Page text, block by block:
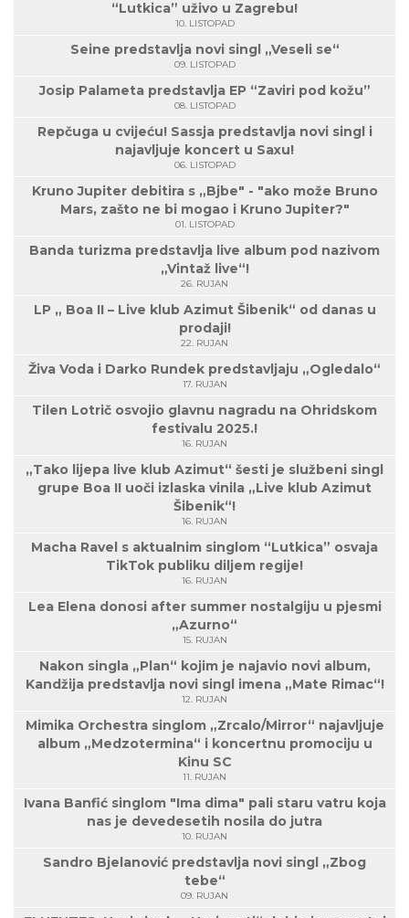
“Lutkica” uživo u Zagrebu!
10. LISTOPAD
Seine predstavlja novi singl „Veseli se“
09. LISTOPAD
Josip Palameta predstavlja EP “Zaviri pod kožu”
08. LISTOPAD
Repčuga u cvijeću! Sassja predstavlja novi singl i
najavljuje koncert u Saxu!
06. LISTOPAD
Kruno Jupiter debitira s „Bjbe" - "ako može Bruno
Mars, zašto ne bi mogao i Kruno Jupiter?"
01. LISTOPAD
Banda turizma predstavlja live album pod nazivom
„Vintaž live“!
26. RUJAN
LP „ Boa II – Live klub Azimut Šibenik“ od danas u
prodaji!
22. RUJAN
Živa Voda i Darko Rundek predstavljaju „Ogledalo“
17. RUJAN
Tilen Lotrič osvojio glavnu nagradu na Ohridskom
festivalu 2025.!
16. RUJAN
„Tako lijepa live klub Azimut“ šesti je službeni singl
grupe Boa II uoči izlaska vinila „Live klub Azimut
Šibenik“!
16. RUJAN
Macha Ravel s aktualnim singlom “Lutkica” osvaja
TikTok publiku diljem regije!
16. RUJAN
Lea Elena donosi after summer nostalgiju u pjesmi
„Azurno“
15. RUJAN
Nakon singla „Plan“ kojim je najavio novi album,
Kandžija predstavlja novi singl imena „Mate Rimac“!
12. RUJAN
Mimika Orchestra singlom „Zrcalo/Mirror“ najavljuje
album „Medzotermina“ i koncertnu promociju u
Kinu SC
11. RUJAN
Ivana Banfić singlom "Ima dima" pali staru vatru koja
nas je devedesetih nosila do jutra
10. RUJAN
Sandro Bjelanović predstavlja novi singl „Zbog
tebe“
09. RUJAN